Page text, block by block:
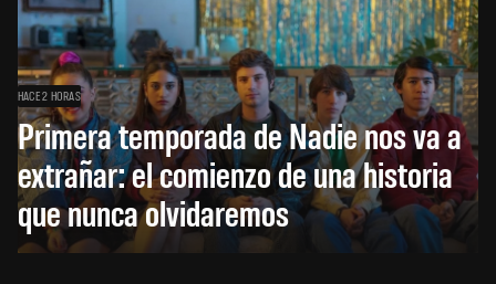
HACE 2 HORAS
Primera temporada de Nadie nos va a
extrañar: el comienzo de una historia
que nunca olvidaremos